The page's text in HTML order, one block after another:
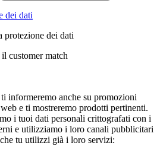
dei dati
protezione dei dati
customer match
informeremo anche su promozioni
e ti mostreremo prodotti pertinenti.
i tuoi dati personali crittografati con i
e utilizziamo i loro canali pubblicitari
tu utilizzi già i loro servizi: